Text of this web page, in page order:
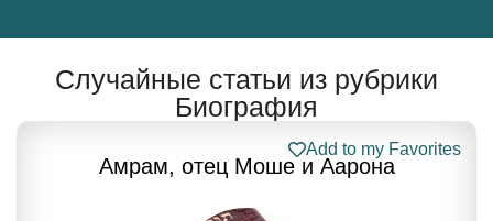
Случайные статьи из рубрики
Биография
Амрам, отец Моше и Аарона
Add to my Favorites